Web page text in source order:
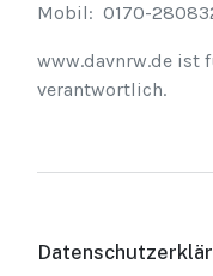
Mobil: 0170-
www.davnrw.de ist
verantwortlich.